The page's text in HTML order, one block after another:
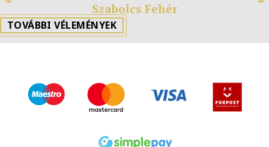
Szabolcs Fehér
TOVÁBBI VÉLEMÉNYEK